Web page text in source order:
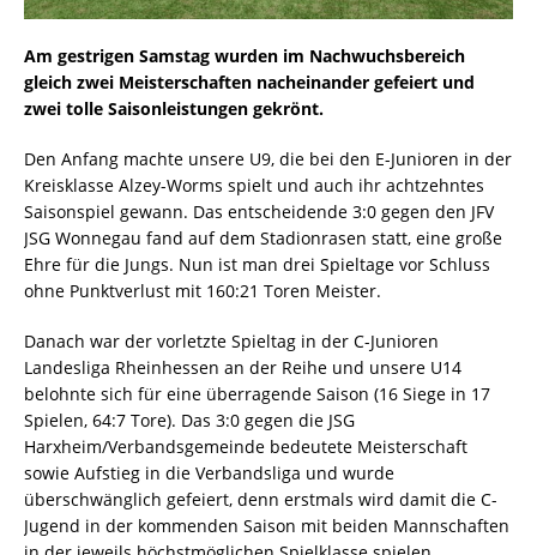
Am gestrigen Samstag wurden im Nachwuchsbereich
gleich zwei Meisterschaften nacheinander gefeiert und
zwei tolle Saisonleistungen gekrönt.
Den Anfang machte unsere U9, die bei den E-Junioren in der
Kreisklasse Alzey-Worms spielt und auch ihr achtzehntes
Saisonspiel gewann. Das entscheidende 3:0 gegen den JFV
JSG Wonnegau fand auf dem Stadionrasen statt, eine große
Ehre für die Jungs. Nun ist man drei Spieltage vor Schluss
ohne Punktverlust mit 160:21 Toren Meister.
Danach war der vorletzte Spieltag in der C-Junioren
Landesliga Rheinhessen an der Reihe und unsere U14
belohnte sich für eine überragende Saison (16 Siege in 17
Spielen, 64:7 Tore). Das 3:0 gegen die JSG
Harxheim/Verbandsgemeinde bedeutete Meisterschaft
sowie Aufstieg in die Verbandsliga und wurde
überschwänglich gefeiert, denn erstmals wird damit die C-
Jugend in der kommenden Saison mit beiden Mannschaften